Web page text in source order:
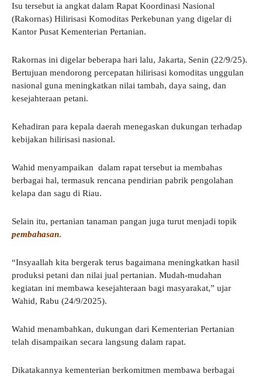
Isu tersebut ia angkat dalam Rapat Koordinasi Nasional
(Rakornas) Hilirisasi Komoditas Perkebunan yang digelar di
Kantor Pusat Kementerian Pertanian.
Rakornas ini digelar beberapa hari lalu, Jakarta, Senin (22/9/25).
Bertujuan mendorong percepatan hilirisasi komoditas unggulan
nasional guna meningkatkan nilai tambah, daya saing, dan
kesejahteraan petani.
Kehadiran para kepala daerah menegaskan dukungan terhadap
kebijakan hilirisasi nasional.
Wahid menyampaikan dalam rapat tersebut ia membahas
berbagai hal, termasuk rencana pendirian pabrik pengolahan
kelapa dan sagu di Riau.
Selain itu, pertanian tanaman pangan juga turut menjadi topik
pembahasan.
“Insyaallah kita bergerak terus bagaimana meningkatkan hasil
produksi petani dan nilai jual pertanian. Mudah-mudahan
kegiatan ini membawa kesejahteraan bagi masyarakat,” ujar
Wahid, Rabu (24/9/2025).
Wahid menambahkan, dukungan dari Kementerian Pertanian
telah disampaikan secara langsung dalam rapat.
Dikatakannya kementerian berkomitmen membawa berbagai